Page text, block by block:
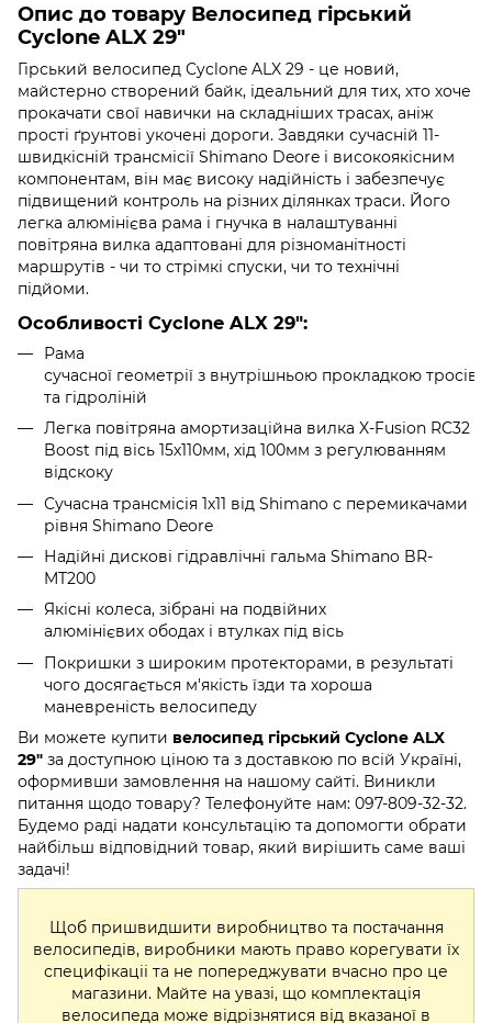
Опис до товару Велосипед гірський
Cyclone ALX 29"
Гірський велосипед Cyclone ALX 29 - це новий,
майстерно створений байк, ідеальний для тих, хто хоче
прокачати свої навички на складніших трасах, аніж
прості ґрунтові укочені дороги. Завдяки сучасній 11-
швидкісній трансмісії Shimano Deore і високоякісним
компонентам, він має високу надійність і забезпечує
підвищений контроль на різних ділянках траси. Його
легка алюмінієва рама і гнучка в налаштуванні
повітряна вилка адаптовані для різноманітності
маршрутів - чи то стрімкі спуски, чи то технічні
підйоми.
Особливості Cyclone ALX 29":
Рама
сучасної геометрії з внутрішньою прокладкою тросів
та гідроліній
Легка повітряна амортизаційна вилка X-Fusion RC32
Boost під вісь 15х110мм, хід 100мм з регулюванням
відскоку
Сучасна трансмісія 1х11 від Shimano c перемикачами
рівня Shimano Deore
Надійні дискові гідравлічні гальма Shimano BR-
MT200
Якісні колеса, зібрані на подвійних
алюмінієвих ободах і втулках під вісь
Покришки з широким протекторами, в результаті
чого досягається м'якість їзди та хороша
маневреність велосипеду
Ви можете купити велосипед гірський Cyclone ALX
29" за доступною ціною та з доставкою по всій Україні,
оформивши замовлення на нашому сайті. Виникли
питання щодо товару? Телефонуйте нам: 097-809-32-32.
Будемо раді надати консультацію та допомогти обрати
найбільш відповідний товар, який вирішить саме ваші
задачі!
Щоб пришвидшити виробництво та постачання
велосипедів, виробники мають право корегувати їх
специфікаціі та не попереджувати вчасно про це
магазини. Майте на увазі, що комплектація
велосипеда може відрізнятися від вказаної в